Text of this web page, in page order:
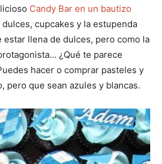
Candy Bar en un bautizo
dulces, cupcakes y la estupenda
estar llena de dulces, pero como la
¿Qué te parece
hacer o comprar pasteles y
pero que sean azules y blancas.